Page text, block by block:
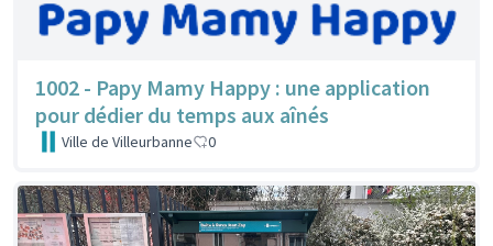
1002 - Papy Mamy Happy : une application
pour dédier du temps aux aînés
Ville de Villeurbanne 0